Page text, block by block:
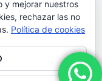
y mejorar nuestros
rechazar las no
Política de cookies